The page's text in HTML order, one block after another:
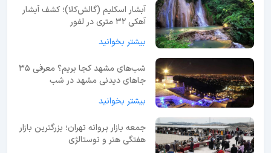
آبشار اسکلیم (گالش‌کلا)؛ کشف آبشار
آهکی ۳۲ متری در لفور
بیشتر بخوانید
شب‌های مشهد کجا بریم؟ معرفی 35
جاهای دیدنی مشهد در شب
بیشتر بخوانید
جمعه بازار پروانه تهران؛ بزرگترین بازار
هفتگی هنر و نوستالژی